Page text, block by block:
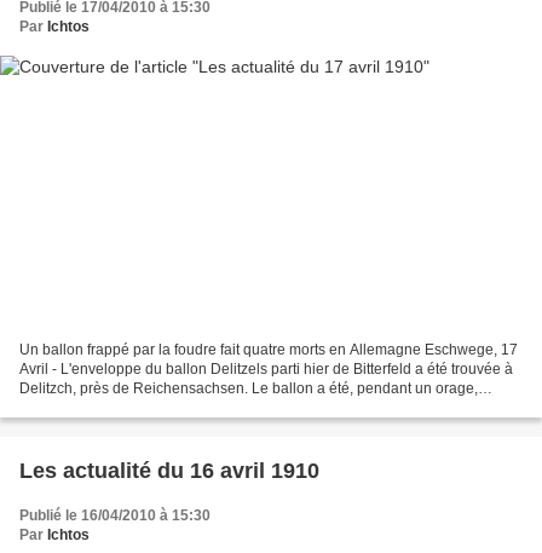
Publié le 17/04/2010 à 15:30
Par Ichtos
Un ballon frappé par la foudre fait quatre morts en Allemagne Eschwege, 17
Avril - L'enveloppe du ballon Delitzels parti hier de Bitterfeld a été trouvée à
Delitzch, près de Reichensachsen. Le ballon a été, pendant un orage,
Les actualité du 16 avril 1910
Publié le 16/04/2010 à 15:30
Par Ichtos